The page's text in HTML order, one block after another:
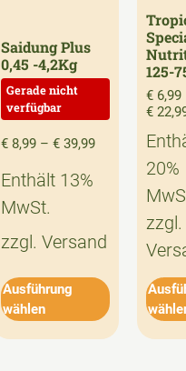
Saidung Plus
0,45 -4,2Kg
€ 8,99 – € 39,99
Enthält 13%
MwSt.
zzgl. Versand
Ausführung
wählen
125-
€ 6,99
€
20%
zzgl.